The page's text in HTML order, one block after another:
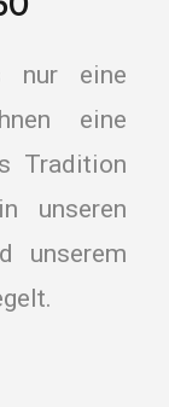
nur eine
eine
Tradition
unseren
unserem